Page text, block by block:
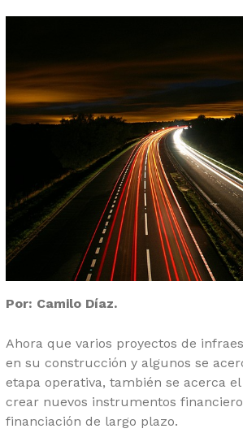
Por: Camilo Díaz.
Ahora que varios proyectos de
en su construcción y algunos se
etapa operativa, también se acerca
crear nuevos instrumentos
financiación de largo plazo.